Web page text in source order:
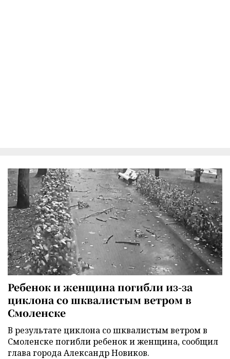
Ребенок и женщина погибли из-за
циклона со шквалистым ветром в
Смоленске
В результате циклона со шквалистым ветром в
Смоленске погибли ребенок и женщина, сообщил
глава города Александр Новиков.